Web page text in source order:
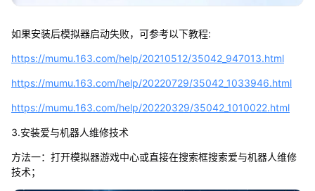
如果安装后模拟器启动失败，可参考以下教程:
https://mumu.163.com/help/20210512/35042_947013.html
https://mumu.163.com/help/20220729/35042_1033946.html
https://mumu.163.com/help/20220329/35042_1010022.html
3.安装爱与机器人维修技术
方法一：打开模拟器游戏中心或直接在搜索框搜索爱与机器人维修
技术；